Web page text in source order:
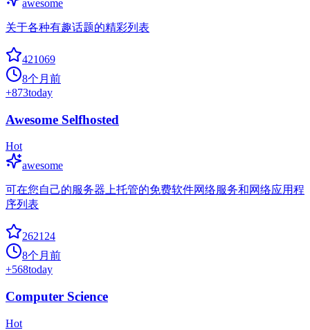
awesome
关于各种有趣话题的精彩列表
421069
8个月前
+873today
Awesome Selfhosted
Hot
awesome
可在您自己的服务器上托管的免费软件网络服务和网络应用程
序列表
262124
8个月前
+568today
Computer Science
Hot